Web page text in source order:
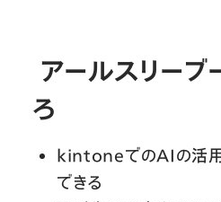
アールスリーブ
ろ
kintoneでのAIの活
できる